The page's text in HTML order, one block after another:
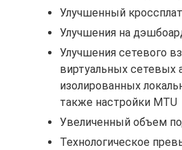
Улучшенный
Улучшения на
Улучшения сетевого
виртуальных сетевых
изолированных
также настройки MTU
Увеличенный объем
Технологическое